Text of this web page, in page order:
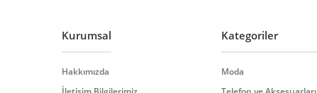
Kurumsal
Hakkımızda
Kategoriler
Moda